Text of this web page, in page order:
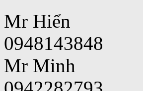
Mr Hiển
0948143848
Mr Minh